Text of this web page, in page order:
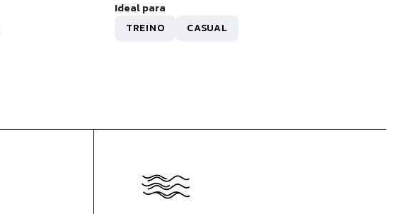
R$ 428,30
R$ 42,83sem juros
Ideal para
TREINO
CASUAL